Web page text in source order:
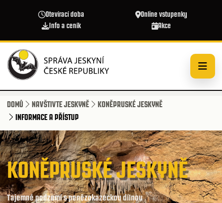
Otevírací doba
Online vstupenky
Info a ceník
Akce
DOMŮ NAVŠTIVTE JESKYNĚ
KONĚPRUSKÉ JESKYNĚ
INFORMACE A PŘÍSTUP
KONĚPRUSKÉ JESKYNĚ
Tajemné podzemí s penězokazeckou dílnou